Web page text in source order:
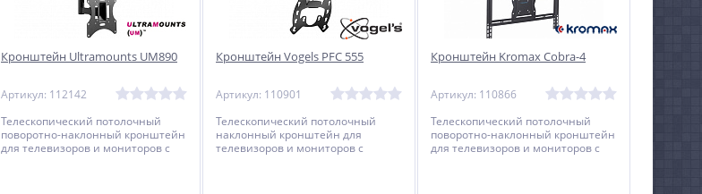
Кронштейн Ultramounts UM890
Артикул: 112142
Телескопический потолочный
поворотно-наклонный кронштейн
для телевизоров и мониторов с
Кронштейн Vogels PFC 555
Артикул: 110901
Телескопический потолочный
наклонный кронштейн для
телевизоров и мониторов с
Кронштейн Kromax Cobra-4
Артикул: 110866
Телескопический потолочный
поворотно-наклонный кронштейн
для телевизоров и мониторов с